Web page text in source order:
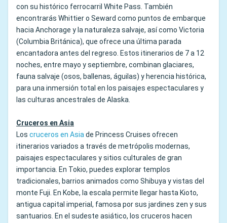
con su histórico ferrocarril White Pass. También
encontrarás Whittier o Seward como puntos de embarque
hacia Anchorage y la naturaleza salvaje, así como Victoria
(Columbia Británica), que ofrece una última parada
encantadora antes del regreso. Estos itinerarios de 7 a 12
noches, entre mayo y septiembre, combinan glaciares,
fauna salvaje (osos, ballenas, águilas) y herencia histórica,
para una inmersión total en los paisajes espectaculares y
las culturas ancestrales de Alaska.
Cruceros en Asia
Los cruceros en Asiade Princess Cruises ofrecen
itinerarios variados a través de metrópolis modernas,
paisajes espectaculares y sitios culturales de gran
importancia. En Tokio, puedes explorar templos
tradicionales, barrios animados como Shibuya y vistas del
monte Fuji. En Kobe, la escala permite llegar hasta Kioto,
antigua capital imperial, famosa por sus jardines zen y sus
santuarios. En el sudeste asiático, los cruceros hacen